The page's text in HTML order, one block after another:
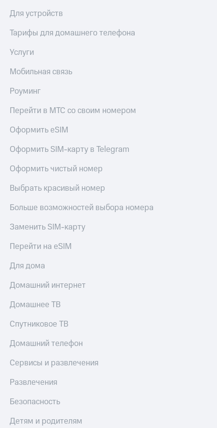
Для устройств
Тарифы для домашнего телефона
Услуги
Мобильная связь
Роуминг
Перейти в МТС со своим номером
Оформить eSIM
Оформить SIM-карту в Telegram
Оформить чистый номер
Выбрать красивый номер
Больше возможностей выбора номера
Заменить SIM-карту
Перейти на eSIM
Для дома
Домашний интернет
Домашнее ТВ
Спутниковое ТВ
Домашний телефон
Сервисы и развлечения
Развлечения
Безопасность
Детям и родителям